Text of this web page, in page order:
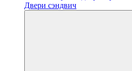
Двери сэндвич